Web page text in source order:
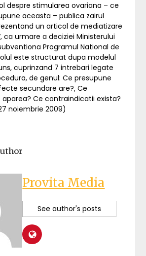
despre stimularea ovariana – ce
aceasta – publica zairul
un articol de mediatizare
ca urmare a deciziei Ministerului
Programul National de
este structurat dupa modelul
cuprinzand 7 intrebari legate
de genul: Ce presupune
secundare are?, Ce
Ce contraindicatii exista?
noiembrie 2009)
Provita Media
See author's posts